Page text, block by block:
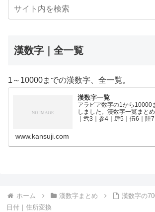
漢数字｜全一覧
1～10000までの漢数字、全一覧。
漢数字一覧
アラビア数字の1から10000
しました。漢数字一覧まと
｜弐3｜参4｜肆5｜伍6｜陸
www.kansuji.com
ホーム 漢数字まとめ
漢数字の
日付｜住所変換